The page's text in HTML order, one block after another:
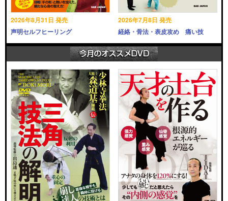
2026年8月31日 発売
声明セルフヒーリング
2026年7月8日 発売
経絡・骨法・表皮攻め 痛い技